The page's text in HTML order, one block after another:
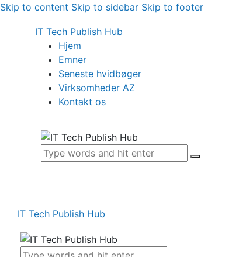
Skip to content Skip to sidebar Skip to footer
IT Tech Publish Hub
Hjem
Emner
Seneste hvidbøger
Virksomheder AZ
Kontakt os
IT Tech Publish Hub